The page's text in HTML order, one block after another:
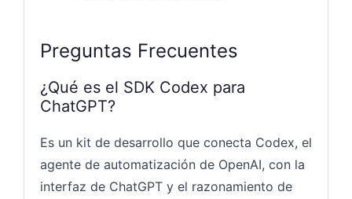
Preguntas Frecuentes
¿Qué es el SDK Codex para
ChatGPT?
Es un kit de desarrollo que conecta Codex, el
agente de automatización de OpenAI, con la
interfaz de ChatGPT y el razonamiento de